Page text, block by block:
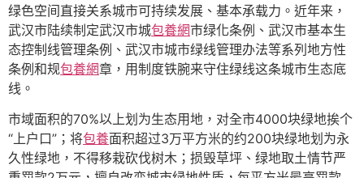
绿色空间直接关系城市可持续发展、基本承载力。近年来，
武汉市陆续制定武汉市城包養網市绿化条例、武汉市基本生
态控制线管理条例、武汉市城市绿线管理办法等系列地方性
条例和规包養網章，用制度铁腕来守住绿线这条城市生态底
线。
市域面积的70%以上划为生态用地，对全市4000块绿地挨个
“上户口”；将包養面积超过3万平方米的约200块绿地划为永
久性绿地，不得移栽砍伐树木；损毁草坪、绿地取土情节严